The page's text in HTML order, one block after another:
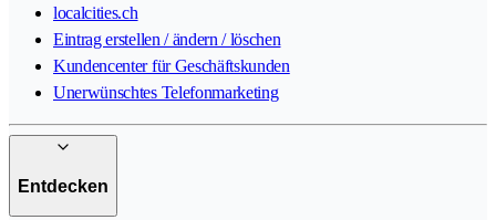
localcities.ch
Eintrag erstellen / ändern / löschen
Kundencenter für Geschäftskunden
Unerwünschtes Telefonmarketing
Entdecken